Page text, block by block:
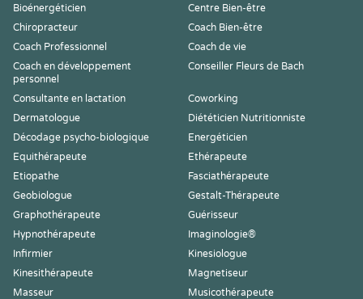
Bioénergéticien
Centre Bien-être
Chiropracteur
Coach Bien-être
Coach Professionnel
Coach de vie
Coach en développement
personnel
Conseiller Fleurs de Bach
Consultante en lactation
Coworking
Dermatologue
Diététicien Nutritionniste
Décodage psycho-biologique
Energéticien
Equithérapeute
Ethérapeute
Etiopathe
Fasciathérapeute
Geobiologue
Gestalt-Thérapeute
Graphothérapeute
Guérisseur
Hypnothérapeute
Imaginologie®
Infirmier
Kinesiologue
Kinesithérapeute
Magnetiseur
Masseur
Musicothérapeute